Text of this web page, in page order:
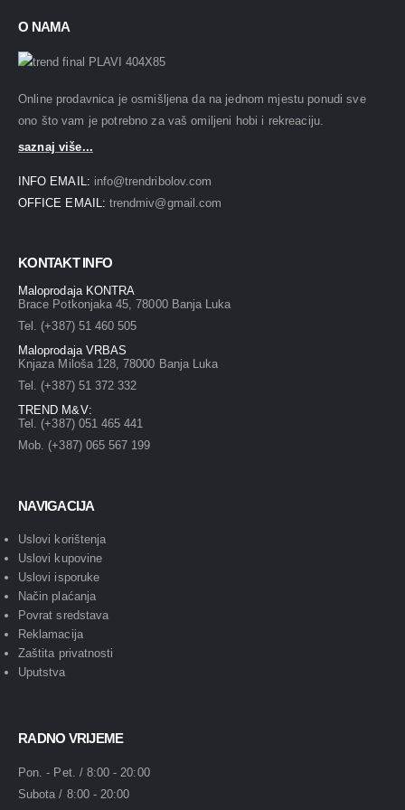
O NAMA
Online prodavnica je osmišljena da na jednom mjestu ponudi sve
ono što vam je potrebno za vaš omiljeni hobi i rekreaciju.
saznaj više...
INFO EMAIL: info@trendribolov.com
OFFICE EMAIL: trendmiv@gmail.com
KONTAKT INFO
Maloprodaja KONTRA
Brace Potkonjaka 45, 78000 Banja Luka
Tel. (+387) 51 460 505
Maloprodaja VRBAS
Knjaza Miloša 128, 78000 Banja Luka
Tel. (+387) 51 372 332
TREND M&V:
Tel. (+387) 051 465 441
Mob. (+387) 065 567 199
NAVIGACIJA
Uslovi korištenja
Uslovi kupovine
Uslovi isporuke
Način plaćanja
Povrat sredstava
Reklamacija
Zaštita privatnosti
Uputstva
RADNO VRIJEME
Pon. - Pet. / 8:00 - 20:00
Subota / 8:00 - 20:00